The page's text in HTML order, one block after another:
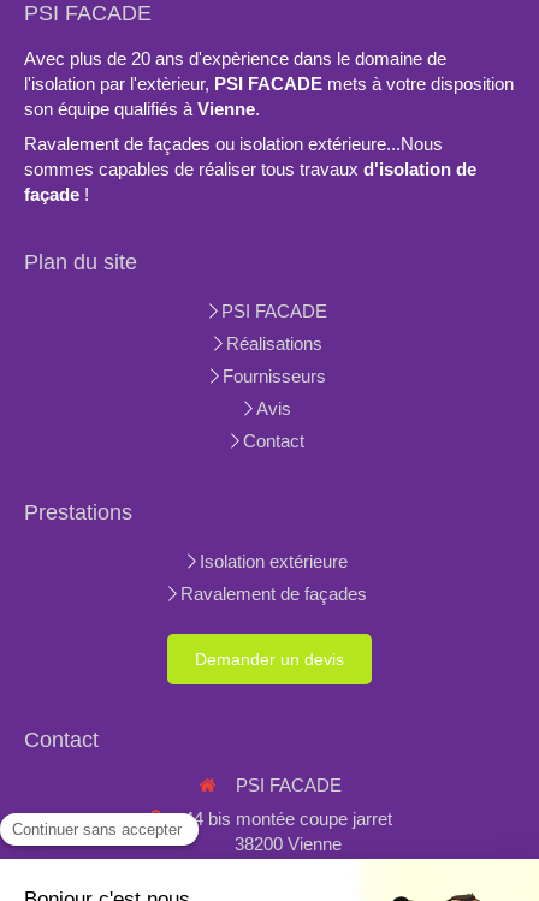
PSI FACADE
Avec plus de 20 ans d'expèrience dans le domaine de
l'isolation par l'extèrieur, PSI FACADE mets à votre disposition
son équipe qualifiés à Vienne.
Ravalement de façades ou isolation extérieure...Nous
sommes capables de réaliser tous travaux d'isolation de
façade !
Plan du site
PSI FACADE
Réalisations
Fournisseurs
Avis
Contact
Prestations
Isolation extérieure
Ravalement de façades
Demander un devis
Contact
PSI FACADE
44 bis montée coupe jarret
38200 Vienne